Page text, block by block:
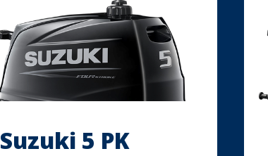
Suzuki 5 PK